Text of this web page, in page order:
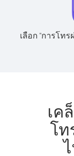
เลือก "การโท
เค
โท